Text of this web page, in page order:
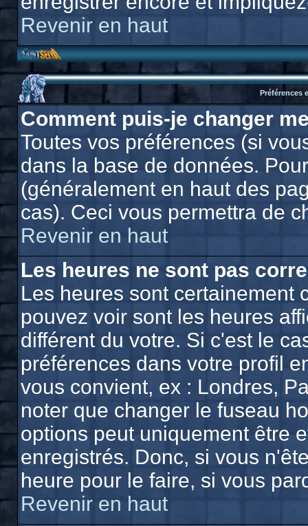
Revenir en haut
Préférences
Comment puis-je changer
Toutes vos préférences (si
dans la base de données.
(généralement en haut des
cas). Ceci vous permettra de
Revenir en haut
Les heures ne sont pas
Les heures sont certainement
pouvez voir sont les heures
différent du votre. Si c'est le
préférences dans votre profil
vous convient, ex : Londres,
noter que changer le fuseau
options peut uniquement être
enregistrés. Donc, si vous
heure pour le faire, si vous
Revenir en haut